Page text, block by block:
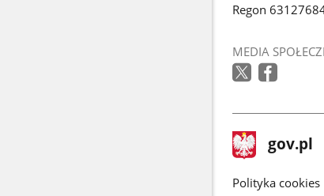
Regon
MEDIA
stopka
gov.pl Strona
gov.pl
gov.pl
Polityka cookies